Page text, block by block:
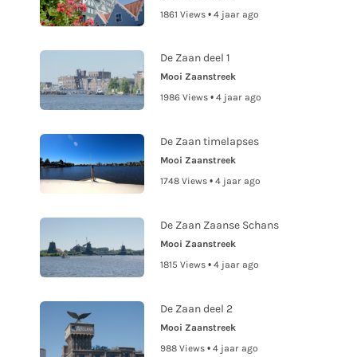
1861 Views • 4 jaar ago
De Zaan deel 1
Mooi Zaanstreek
1986 Views • 4 jaar ago
De Zaan timelapses
Mooi Zaanstreek
1748 Views • 4 jaar ago
De Zaan Zaanse Schans
Mooi Zaanstreek
1815 Views • 4 jaar ago
De Zaan deel 2
Mooi Zaanstreek
988 Views • 4 jaar ago